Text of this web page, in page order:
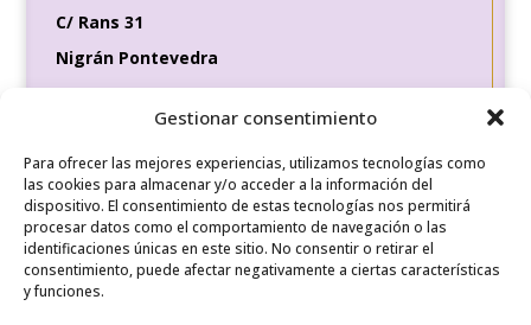
Gestionar consentimiento
Para ofrecer las mejores experiencias, utilizamos tecnologías como
las cookies para almacenar y/o acceder a la información del
dispositivo. El consentimiento de estas tecnologías nos permitirá
procesar datos como el comportamiento de navegación o las
identificaciones únicas en este sitio. No consentir o retirar el
consentimiento, puede afectar negativamente a ciertas características
y funciones.
C/ Rans 31
Nigrán Pontevedra
36370
Tel de contacto
649 35 56 83
REDES SOCIALES